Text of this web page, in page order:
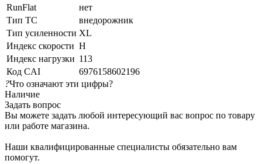
RunFlat
нет
Тип ТС
внедорожник
Тип усиленности XL
Индекс скорости H
Индекс нагрузки 113
Код CAI
6976158602196
?Что означают эти цифры?
Наличие
Задать вопрос
Вы можете задать любой интересующий вас вопрос по товару
или работе магазина.
Наши квалифицированные специалисты обязательно вам
помогут.